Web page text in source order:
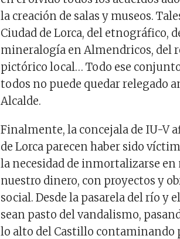
la creación de salas y museos.
Ciudad de Lorca, del etnográfico,
mineralogía en Almendricos, del
pictórico local… Todo ese
todos no puede quedar relegado
Alcalde.
Finalmente, la concejala de IU-V
de Lorca parecen haber sido
la necesidad de inmortalizarse en
nuestro dinero, con proyectos y
social. Desde la pasarela del río y
sean pasto del vandalismo,
lo alto del Castillo contaminando